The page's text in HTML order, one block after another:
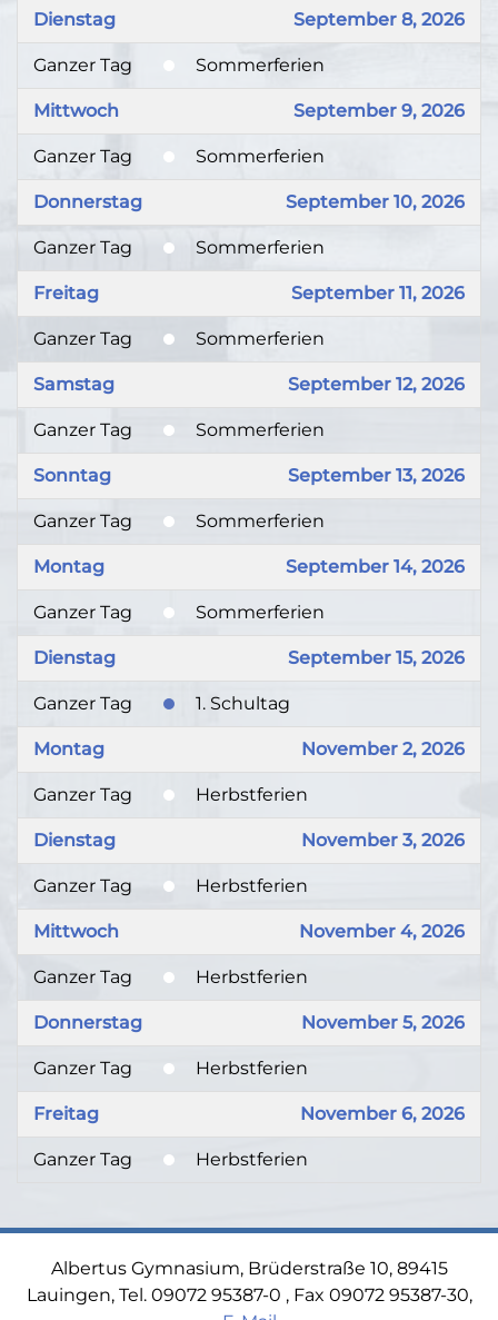
Dienstag September 8, 2026
Ganzer Tag Sommerferien
Mittwoch September 9, 2026
Ganzer Tag Sommerferien
Donnerstag September 10, 2026
Ganzer Tag Sommerferien
Freitag September 11, 2026
Ganzer Tag Sommerferien
Samstag September 12, 2026
Ganzer Tag Sommerferien
Sonntag September 13, 2026
Ganzer Tag Sommerferien
Montag September 14, 2026
Ganzer Tag Sommerferien
Dienstag September 15, 2026
Ganzer Tag 1. Schultag
Montag November 2, 2026
Ganzer Tag Herbstferien
Dienstag November 3, 2026
Ganzer Tag Herbstferien
Mittwoch November 4, 2026
Ganzer Tag Herbstferien
Donnerstag November 5, 2026
Ganzer Tag Herbstferien
Freitag November 6, 2026
Ganzer Tag Herbstferien
Albertus Gymnasium, Brüderstraße 10, 89415
Lauingen, Tel. 09072 95387-0 , Fax 09072 95387-30,